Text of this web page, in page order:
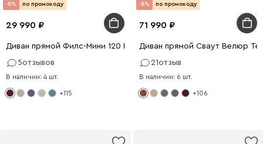
-8% по промокоду
29 990
Диван прямой Филс-Мини 120 Велюр Бордовый
5отзывов
В наличии: 4 шт.
+115
-8% по промокоду
71 990
Диван прямой Сваут Велюр
21отзыв
В наличии: 6 шт.
+106